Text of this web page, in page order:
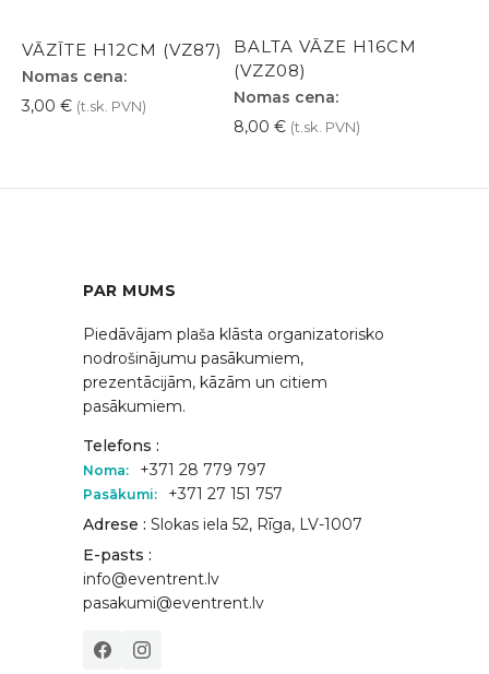
VĀZĪTE H12CM (VZ87)
Nomas cena:
3,00 € (t.sk. PVN)
BALTA VĀZE H16CM
(VZZ08)
Nomas cena:
8,00 € (t.sk. PVN)
PAR MUMS
Piedāvājam plaša klāsta organizatorisko
nodrošinājumu pasākumiem,
prezentācijām, kāzām un citiem
pasākumiem.
Telefons :
Noma: +371 28 779 797
Pasākumi:
+371 27 151 757
Adrese : Slokas iela 52, Rīga, LV-1007
E-pasts :
info@eventrent.lv
pasakumi@eventrent.lv